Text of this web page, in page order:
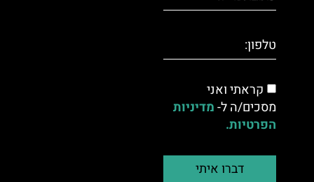
קראתי ואני
מסכים/ה ל-מדיניות
הפרטיות.
דברו איתי